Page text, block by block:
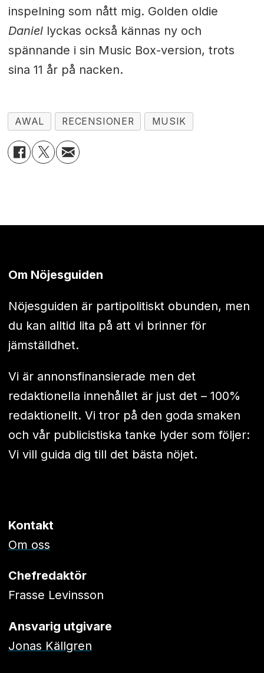
inspelning som nått mig. Golden oldie
Daniellyckas också kännas ny och
spännande i sin Music Box-version, trots
sina 11 år på nacken.
AWAL RECENSIONER MUSIK
Om Nöjesguiden
Nöjesguiden är partipolitiskt obunden, men
du kan alltid lita på att vi brinner för
jämställdhet.
Vi är annonsfinansierade men det
redaktionella innehållet är just det – 100%
redaktionellt. Vi tror på den goda smaken
och vår publicistiska tanke lyder som följer:
Vi vill guida dig till det bästa nöjet.
Kontakt
Om oss
Chefredaktör
Frasse Levinsson
Ansvarig utgivare
Jonas Källgren